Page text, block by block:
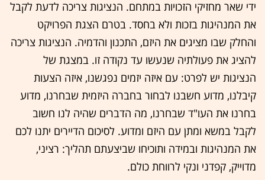
ידי שאר מחזיקי הזכויות במתחם. הנציגות צריכה לדעת לקבל
את המנהיגות בזכות ולא בחסד. בטרם הצגת הפרויקט
והחלק שבו מציגים את היזם, התכנון והדמיה. הנציגות צריכה
להציג את פעולתיה שנעשו עד נקודה זו. במצגת של
הנציגות יש לפרט: עם איזה יזמים נפגשנו, איזה הצעות
קיבלנו, מדוע חשבנו לבחור בחברה היזמית שבחרנו, מדוע
בחרנו את העו"ד שבחרנו, מה הדברים שהיה לנו חשוב
לקבל במשא ומתן עם היזם ומדוע. לסיכום הדיירים יתנו לכם
את המנהיגות ובמידה ותוכיחו שביצעתם תהליך: רציני,
מדוייק, קפדני ונקי לרווחת כולם.